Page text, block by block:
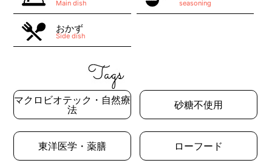
Main dish seasoning
おかず
Side dish
マクロビオテック・自然療
法
砂糖不使用
東洋医学・薬膳 ローフード